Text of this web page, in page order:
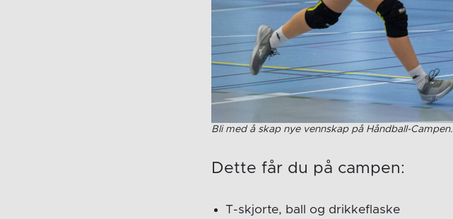
Bli med å skap nye vennskap på Håndball-Campen.
Dette får du på campen:
T-skjorte, ball og drikkeflaske